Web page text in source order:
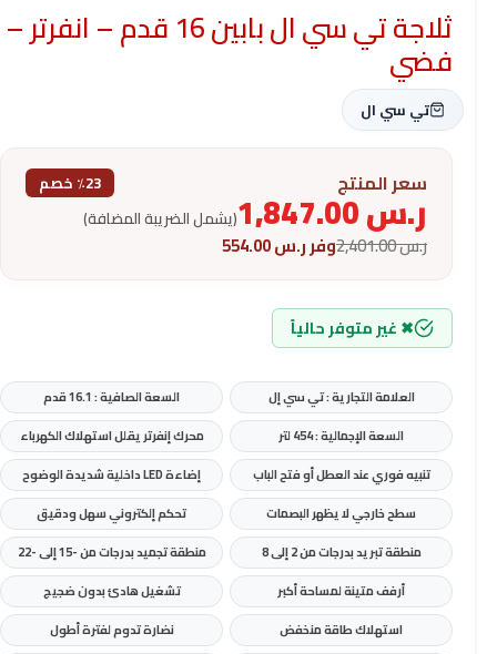
ثلاجة تي سي ال بابين 16 قدم – انفرتر –
فضي
تي سي ال
سعر المنتج ٪23 خصم
ر.س (يشمل الضريبة المضافة)
ر.س2,401.00 وفرر.س
✖ غير متوفر حالياً
العلامة التجارية : تي سي إل
السعة الصافية : 16.1 قدم
السعة الإجمالية : 454 لتر
محرك إنفرتر يقلل استهلاك الكهرباء
تنبيه فوري عند العطل أو فتح الباب
إضاءة LED داخلية شديدة الوضوح
سطح خارجي لا يظهر البصمات
تحكم إلكتروني سهل ودقيق
منطقة تبريد بدرجات من 2 إلى 8
منطقة تجميد بدرجات من -15 إلى -22
أرفف متينة لمساحة أكبر
تشغيل هادئ بدون ضجيج
استهلاك طاقة منخفض
نضارة تدوم لفترة أطول